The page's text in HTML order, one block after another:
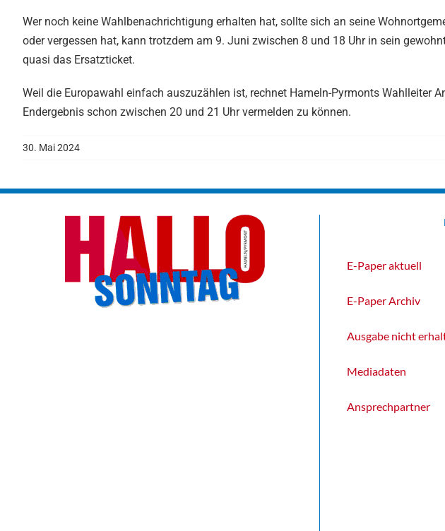
Wer noch keine Wahlbenachrichtigung erhalten hat, sollte sich an seine
oder vergessen hat, kann trotzdem am 9. Juni zwischen 8 und 18 Uhr in sein
quasi das Ersatzticket.
Weil die Europawahl einfach auszuzählen ist, rechnet Hameln-Pyrmonts Wahlleiter
Endergebnis schon zwischen 20 und 21 Uhr vermelden zu können.
30. Mai 2024
E-Paper aktuell
E-Paper Archiv
Ausgabe nicht
Mediadaten
Ansprechpartner